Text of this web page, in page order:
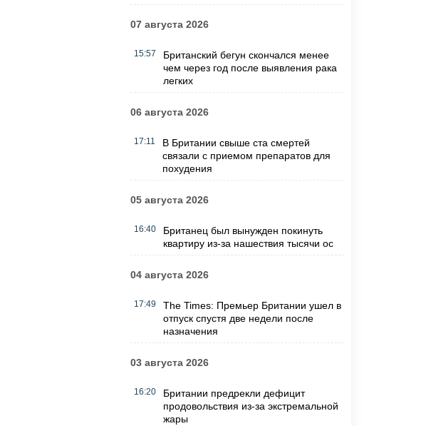
07 августа 2026
15:57
Британский бегун скончался менее
чем через год после выявления рака
легких
06 августа 2026
17:11
В Британии свыше ста смертей
связали с приемом препаратов для
похудения
05 августа 2026
16:40
Британец был вынужден покинуть
квартиру из-за нашествия тысячи ос
04 августа 2026
17:49
The Times: Премьер Британии ушел в
отпуск спустя две недели после
назначения
03 августа 2026
16:20
Британии предрекли дефицит
продовольствия из-за экстремальной
жары